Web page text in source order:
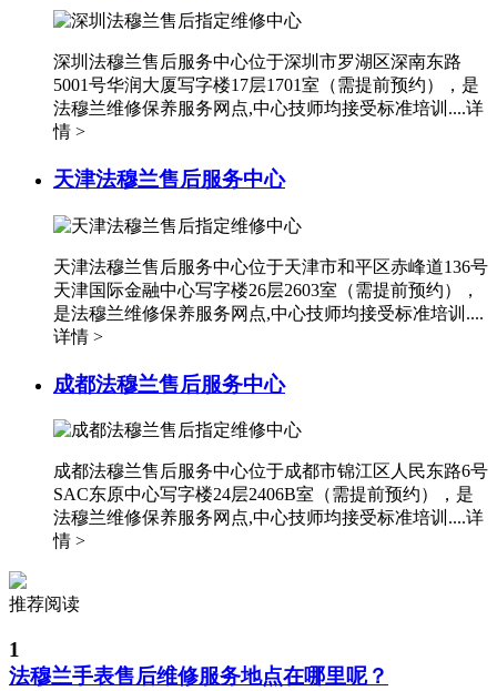
安徽省蚌埠市蚌山区淮河路法穆兰售后服务中心（需提前预约）
安徽省亳州市谯城区魏武大道法穆兰售后服务中心（需提前预约）
安徽省池州市贵池区长江路法穆兰售后服务中心（需提前预约）
安徽省黄山市屯溪区黄山西路法穆兰售后服务中心（需提前预约）
安徽省六安市金安区解放中路法穆兰售后服务中心（需提前预约）
安徽省宣城市宣州区叠嶂西路法穆兰售后服务中心（需提前预约）
福建省龙岩市新罗区九一南路法穆兰售后服务中心（需提前预约）
福建省南平市建阳区人民西路法穆兰售后服务中心（需提前预约）
江苏省常州市新北区龙锦路1590号现代传媒中心5号楼10层1008室法穆兰售后服务中心（需提前预约）
深圳法穆兰售后服务中心位于深圳市罗湖区深南东路
5001号华润大厦写字楼17层1701室（需提前预约），是
法穆兰维修保养服务网点,中心技师均接受标准培训....详
情 >
天津法穆兰售后服务中心
天津法穆兰售后服务中心位于天津市和平区赤峰道136号
天津国际金融中心写字楼26层2603室（需提前预约），
是法穆兰维修保养服务网点,中心技师均接受标准培训....
详情 >
成都法穆兰售后服务中心
成都法穆兰售后服务中心位于成都市锦江区人民东路6号
SAC东原中心写字楼24层2406B室（需提前预约），是
法穆兰维修保养服务网点,中心技师均接受标准培训....详
情 >
推荐阅读
1
法穆兰手表售后维修服务地点在哪里呢？